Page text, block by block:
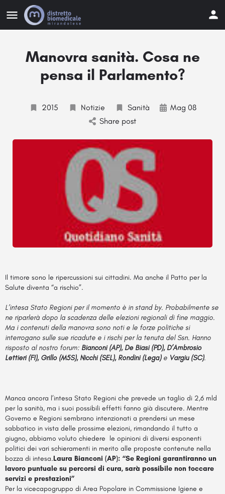
Manovra sanità. Cosa ne
pensa il Parlamento?
2015 Notizie Sanità
Mag 08
Share post
Il timore sono le ripercussioni sui cittadini. Ma anche il Patto per la
Salute diventa “a rischio”.
L’intesa Stato Regioni per il momento è in stand by. Probabilmente se
ne riparlerà dopo la scadenza delle elezioni regionali di fine maggio.
Ma i contenuti della manovra sono noti e le forze politiche si
interrogano sulle sue ricadute e i rischi per la tenuta del Ssn. Hanno
risposto al nostro forum: Bianconi (AP), De Biasi (PD), D’Ambrosio
Lettieri (FI), Grillo (M5S), Nicchi (SEL), Rondini (Lega) e Vargiu (SC).
Manca ancora l’intesa Stato Regioni che prevede un taglio di 2,6 mld
per la sanità, ma i suoi possibili effetti fanno già discutere. Mentre
Governo e Regioni sembrano intenzionati a prendersi un mese
sabbatico in vista delle prossime elezioni, rimandando il tutto a
giugno, abbiamo voluto chiedere le opinioni di diversi esponenti
politici dei vari schieramenti in merito alle proposte contenute nella
bozza di intesa.Laura Bianconi (AP): “Se Regioni garantiranno un
lavoro puntuale su percorsi di cura, sarà possibile non toccare
servizi e prestazioni”
Per la vicecapogruppo di Area Popolare in Commissione Igiene e